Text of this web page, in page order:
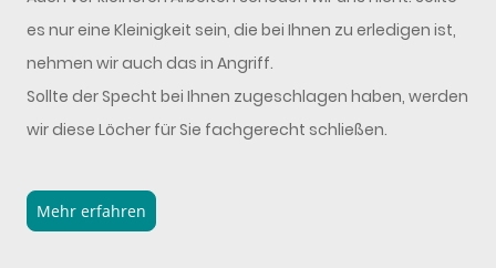
es nur eine Kleinigkeit sein, die bei Ihnen zu erledigen ist,
nehmen wir auch das in Angriff.
Sollte der Specht bei Ihnen zugeschlagen haben, werden
wir diese Löcher für Sie fachgerecht schließen.
Mehr erfahren